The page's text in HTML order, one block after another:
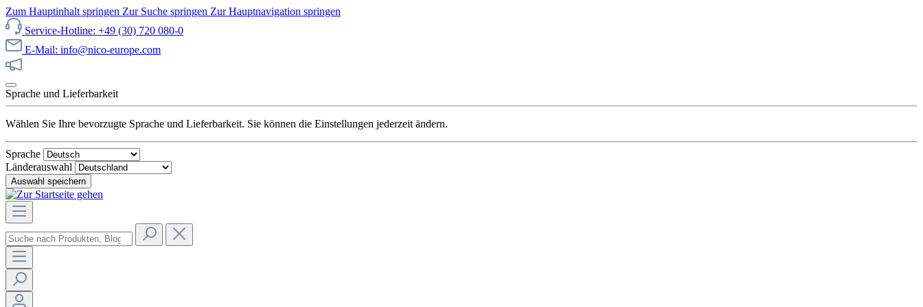
Zum Hauptinhalt springen Zur Suche springen Zur Hauptnavigation springen
Service-Hotline: +49 (30) 720 080-0
E-Mail: info@nico-europe.com
Sprache und Lieferbarkeit
Wählen Sie Ihre bevorzugte Sprache und Lieferbarkeit. Sie können die Einstellungen jederzeit ändern.
Sprache
Länderauswahl
Auswahl speichern